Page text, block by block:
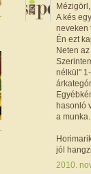
A kés
neveken
Én ezt
Neten az
nélkül"
hasonló
a
jól
2010.